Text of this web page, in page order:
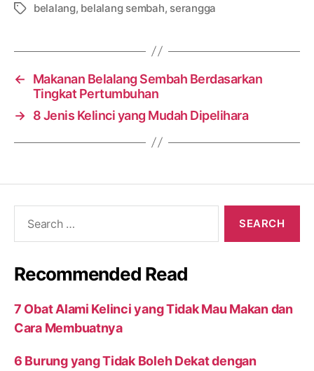
Tagsbelalang, belalang sembah, serangga
←
Makanan Belalang Sembah Berdasarkan
Tingkat Pertumbuhan
→ 8 Jenis Kelinci yang Mudah Dipelihara
Recommended Read
7 Obat Alami Kelinci yang Tidak Mau Makan dan
Cara Membuatnya
6 Burung yang Tidak Boleh Dekat dengan